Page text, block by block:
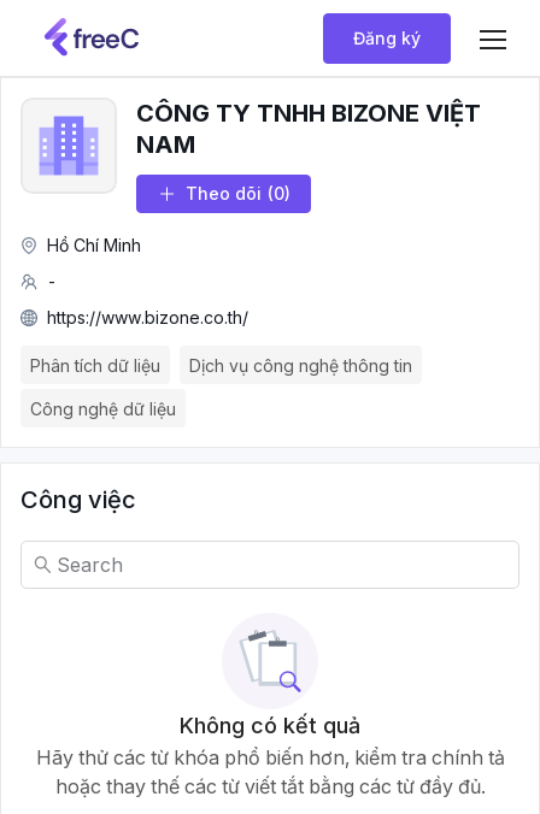
Đăng ký
CÔNG TY TNHH BIZONE VIỆT
NAM
Theo dõi (0)
Hồ Chí Minh
-
https://www.bizone.co.th/
Phân tích dữ liệu Dịch vụ công nghệ thông tin
Công nghệ dữ liệu
Công việc
Không có kết quả
Hãy thử các từ khóa phổ biến hơn, kiểm tra chính tả
hoặc thay thế các từ viết tắt bằng các từ đầy đủ.